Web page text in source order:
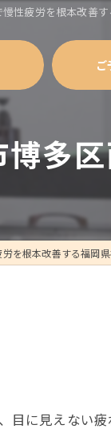
性疲労を根本改善
多
を根本改善する福岡
目に見えない